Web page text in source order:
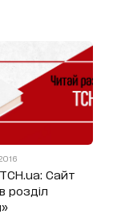
Сайт
розділ